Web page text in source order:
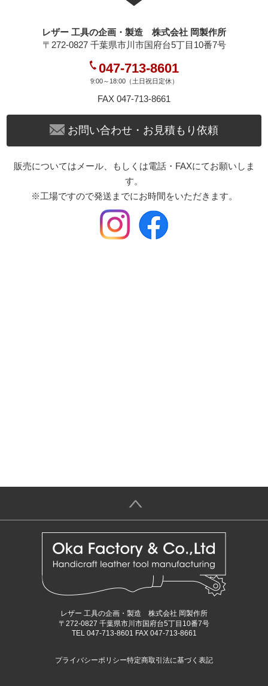
レザー 工具の企画・製造 株式会社 岡製作所
〒272-0827 千葉県市川市国府台5丁目10番7号
047-713-8601
9:00～18:00（土日祝日定休）
FAX 047-713-8661
お問い合わせ・お見積もり依頼
販売についてはメール、もしくは電話・FAXにてお願いしま
す。
※工場ですので発送までにお時間をいただきます。
＞
レザー 工具の企画・製造 株式会社 岡製作所
〒272-0827 千葉県市川市国府台5丁目10番7号
TEL 047-713-8601 FAX 047-713-8661
プライバシーポリシー特定商取引法に基づく表記